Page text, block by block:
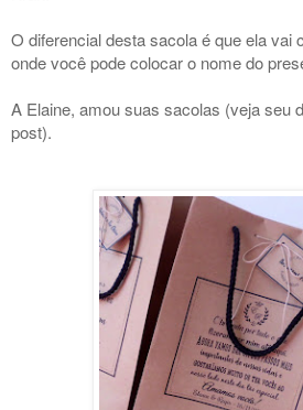
O diferencial desta sacola é que ela vai
onde você pode colocar o nome do
A Elaine, amou suas sacolas (veja seu
post).